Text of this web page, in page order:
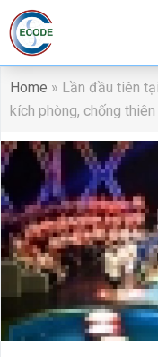
Home » Lần đầu tiên
kích phòng, chống thiên